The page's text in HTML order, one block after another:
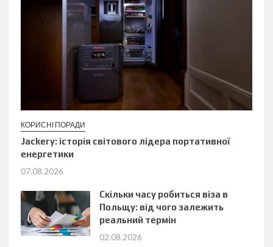
КОРИСНІ ПОРАДИ
Jackery: історія світового лідера портативної
енергетики
07.08.2026
Скільки часу робиться віза в
Польщу: від чого залежить
реальний термін
02.08.2026